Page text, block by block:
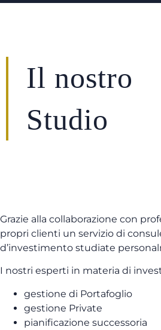
Il nostro
Studio
Grazie alla collaborazione con
propri clienti un servizio di
d’investimento studiate
I nostri esperti in materia di
gestione di Portafoglio
gestione Private
pianificazione successoria